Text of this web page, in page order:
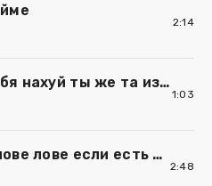
2:14
Я пошлю тебя нахуй ты же та из элит
1:03
Нахуй мне лове лове если есть лавэ лавэ
2:48